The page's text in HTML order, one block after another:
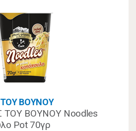
ΒΟΥΝΟΥ
ΤΟΥ ΒΟΥΝΟΥ Noodles
Pot 70γρ